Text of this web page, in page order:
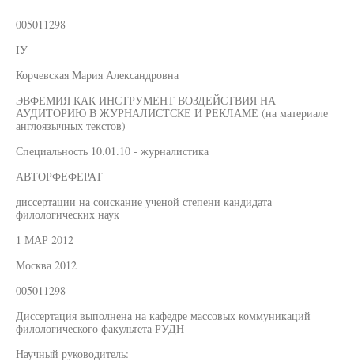
005011298
ІУ
Корчевская Мария Александровна
ЭВФЕМИЯ КАК ИНСТРУМЕНТ ВОЗДЕЙСТВИЯ НА
АУДИТОРИЮ В ЖУРНАЛИСТСКЕ И РЕКЛАМЕ (на материале
англоязычных текстов)
Специальность 10.01.10 - журналистика
АВТОРФЕФЕРАТ
диссертации на соискание ученой степени кандидата
филологических наук
1 МАР 2012
Москва 2012
005011298
Диссертация выполнена на кафедре массовых коммуникаций
филологического факультета РУДН
Научный руководитель: